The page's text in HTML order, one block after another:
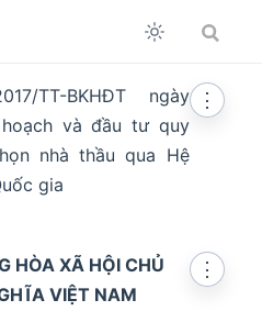
TT-BKHĐT ngày
hoạch và đầu tư quy
nhà thầu qua Hệ
gia
⋮
HÒA XÃ HỘI CHỦ
VIỆT NAM
⋮